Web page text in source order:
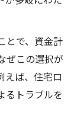
とで、資金計
ぜこの選択が
えば、住宅ロ
るトラブルを